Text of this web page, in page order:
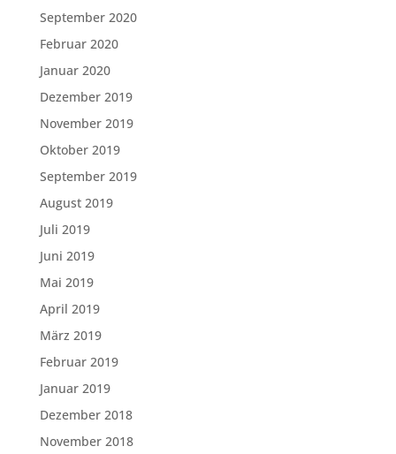
September 2020
Februar 2020
Januar 2020
Dezember 2019
November 2019
Oktober 2019
September 2019
August 2019
Juli 2019
Juni 2019
Mai 2019
April 2019
März 2019
Februar 2019
Januar 2019
Dezember 2018
November 2018